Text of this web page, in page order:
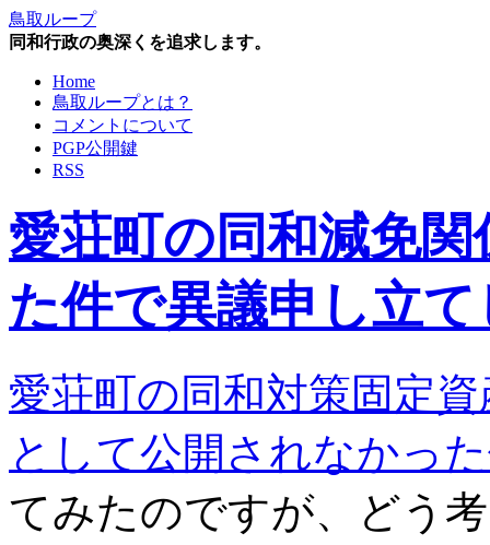
鳥取ループ
同和行政の奥深くを追求します。
Home
鳥取ループとは？
コメントについて
PGP公開鍵
RSS
愛荘町の同和減免
た件で異議申し立
愛荘町の同和対策固定
として公開されなかっ
てみたのですが、どう